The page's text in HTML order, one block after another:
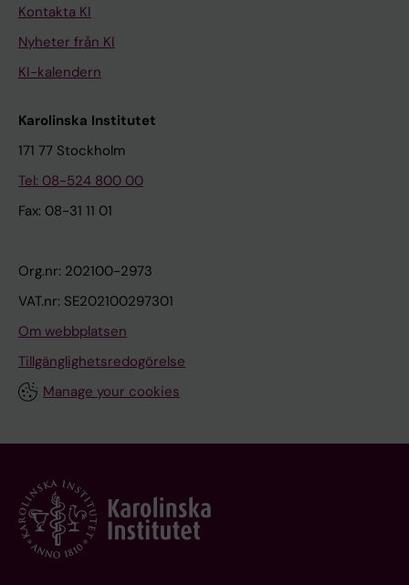
Kontakta KI
Nyheter från KI
KI-kalendern
Karolinska Institutet
171 77 Stockholm
Tel: 08-524 800 00
Fax: 08-31 11 01
Org.nr: 202100-2973
VAT.nr: SE202100297301
Om webbplatsen
Tillgänglighetsredogörelse
Manage your cookies